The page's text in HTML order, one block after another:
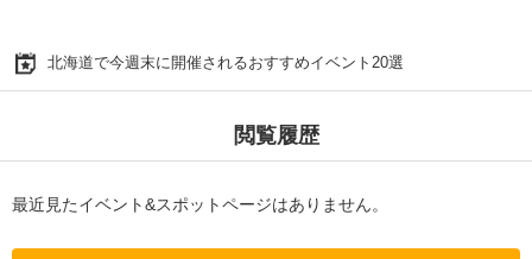
北海道で今週末に開催されるおすすめイベント20選
閲覧履歴
最近見たイベント&スポットページはありません。